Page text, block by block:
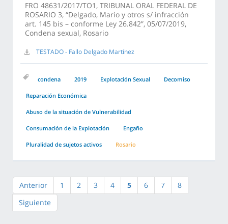
FRO 48631/2017/TO1, TRIBUNAL ORAL FEDERAL DE
ROSARIO 3, “Delgado, Mario y otros s/ infracción
art. 145 bis – conforme Ley 26.842”, 05/07/2019,
Condena sexual, Rosario
TESTADO - Fallo Delgado Martínez
condena 2019 Explotación Sexual Decomiso
Reparación Económica
Abuso de la situación de Vulnerabilidad
Consumación de la Explotación Engaño
Pluralidad de sujetos activos Rosario
Anterior 1 2 3 4 5 6 7
8
Siguiente